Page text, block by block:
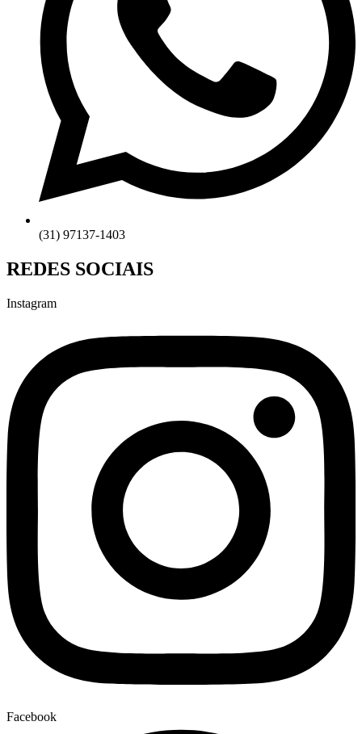
(31) 97137-1403
REDES SOCIAIS
Instagram
Facebook